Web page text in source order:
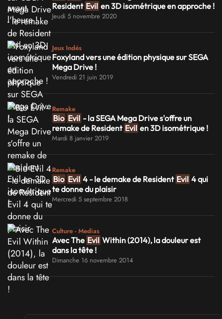
Resident Evil en 3D isométrique en approche !
Jeudi 5 novembre 2020
Jeux Indés
Foxyland vers une édition physique sur SEGA
Mega Drive !
Vendredi 21 juin 2019
Remake
Bio Evil - la SEGA Mega Drive s'offre un
remake de Resident Evil en 3D isométrique !
Mardi 8 janvier 2019
Remake
Bio Evil 4 - le demake de Resident Evil 4 qui
te donne du plaisir
Mercredi 5 septembre 2018
Culture - Medias
Avec The Evil Within (2014), la douleur est
dans la tête !
Dimanche 16 novembre 2014